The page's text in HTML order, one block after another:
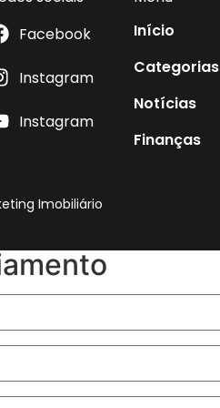
Facebook
Instagram
Instagram
Início
Categorias
Notícias
Finanças
Imobiliário